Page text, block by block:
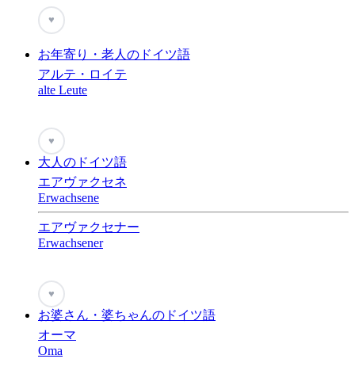
♥
お年寄り・老人のドイツ語
アルテ・ロイテ
alte Leute
♥
大人のドイツ語
エアヴァクセネ
Erwachsene
エアヴァクセナー
Erwachsener
♥
お婆さん・婆ちゃんのドイツ語
オーマ
Oma